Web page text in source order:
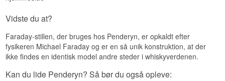
Vidste du at?
Faraday-stillen, der bruges hos Penderyn, er opkaldt efter
fysikeren Michael Faraday og er en så unik konstruktion, at der
ikke findes en identisk model andre steder i whiskyverdenen.
Kan du lide Penderyn? Så bør du også opleve: